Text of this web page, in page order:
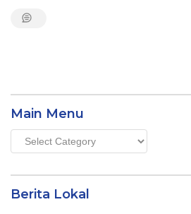
Main Menu
Main
Menu
Berita Lokal